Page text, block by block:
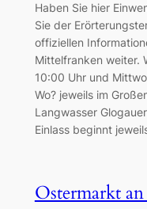
Haben Sie hier
Sie der
offiziellen
Mittelfranken weiter.
10:00 Uhr und
Wo? jeweils im
Langwasser
Einlass beginnt
Ostermarkt